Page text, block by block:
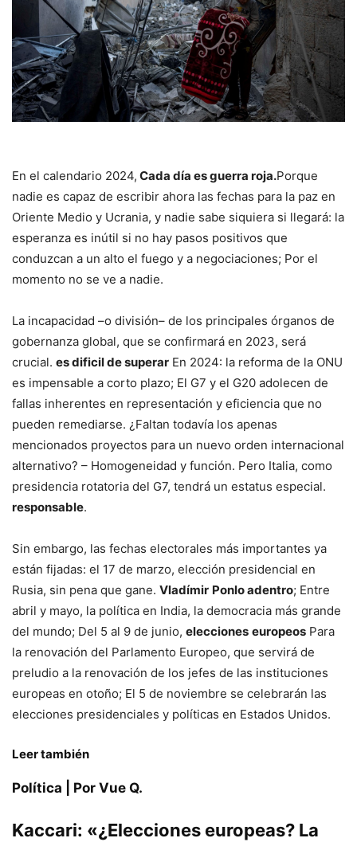
En el calendario 2024, Cada día es guerra roja.Porque
nadie es capaz de escribir ahora las fechas para la paz en
Oriente Medio y Ucrania, y nadie sabe siquiera si llegará: la
esperanza es inútil si no hay pasos positivos que
conduzcan a un alto el fuego y a negociaciones; Por el
momento no se ve a nadie.
La incapacidad –o división– de los principales órganos de
gobernanza global, que se confirmará en 2023, será
crucial. es dificil de superar En 2024: la reforma de la ONU
es impensable a corto plazo; El G7 y el G20 adolecen de
fallas inherentes en representación y eficiencia que no
pueden remediarse. ¿Faltan todavía los apenas
mencionados proyectos para un nuevo orden internacional
alternativo? – Homogeneidad y función. Pero Italia, como
presidencia rotatoria del G7, tendrá un estatus especial.
responsable.
Sin embargo, las fechas electorales más importantes ya
están fijadas: el 17 de marzo, elección presidencial en
Rusia, sin pena que gane. Vladímir Ponlo adentro; Entre
abril y mayo, la política en India, la democracia más grande
del mundo; Del 5 al 9 de junio, elecciones europeos Para
la renovación del Parlamento Europeo, que servirá de
preludio a la renovación de los jefes de las instituciones
europeas en otoño; El 5 de noviembre se celebrarán las
elecciones presidenciales y políticas en Estados Unidos.
Leer también
Política | Por Vue Q.
Kaccari: «¿Elecciones europeas? La